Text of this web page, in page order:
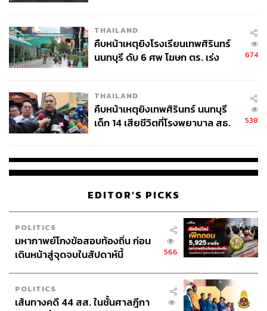
THAILAND
คืบหน้าเหตุยิงโรงเรียนเทพศิรินทร์
นนทบุรี ดับ 6 ศพ โฆษก ตร. เร่ง
674
THAILAND
คืบหน้าเหตุยิงเทพศิรินทร์ นนทบุรี
เด็ก 14 เสียชีวิตที่โรงพยาบาล สธ.
538
EDITOR'S PICKS
POLITICS
มหากาพย์โกงข้อสอบท้องถิ่น ก่อน
เดินหน้าสู่จุดจบในสัปดาห์นี้
566
POLITICS
เส้นทางคดี 44 สส. ในชั้นศาลฎีกา